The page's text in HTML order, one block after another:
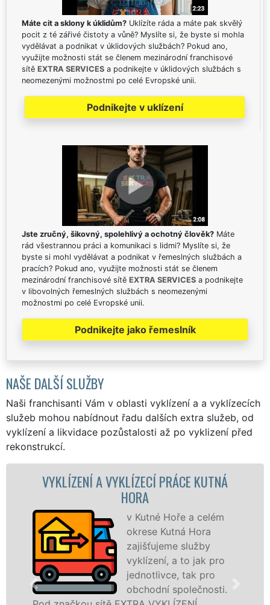
Máte cit a sklony k úklidům? Uklízíte ráda a máte pak skvělý
pocit z té zářivé čistoty a vůně? Myslíte si, že byste si mohla
vydělávat a podnikat v úklidových službách? Pokud ano,
využijte možnosti stát se členem mezinárodní franchisové
sítě EXTRA SERVICES a podnikejte v úklidových službách s
neomezenými možnostmi po celé Evropské unii.
Podnikejte v uklízení
Jste zručný, šikovný, spolehlivý a ochotný člověk? Máte
rád všestrannou práci a komunikaci s lidmi? Myslíte si, že
byste si mohl vydělávat a podnikat v řemeslných službách a
pracích? Pokud ano, využijte možnosti stát se členem
mezinárodní franchisové sítě EXTRA SERVICES a podnikejte
v libovolných řemeslných službách s neomezenými
možnostmi po celé Evropské unii.
Podnikejte jako řemeslník
NAŠE DALŠÍ SLUŽBY
Naši franchisanti Vám v oblasti vyklízení a a vyklízecích
služeb mohou nabídnout řadu dalších extra služeb, od
vyklízení a likvidace pozůstalosti až po vyklizení před
rekonstrukcí.
VYKLÍZECÍ PRÁCE A SLUŽBY KUTNÁ
Společnost EXTRA
VYKLÍZENÍ zajištuje
prostřednictvím
franchisových poboček
levné, přesto kvalitní a
profesionální vyklízecí
v Kutné Hoře a okolí. Poskytujeme tuto
službu jak fyzickým, tak právnickým